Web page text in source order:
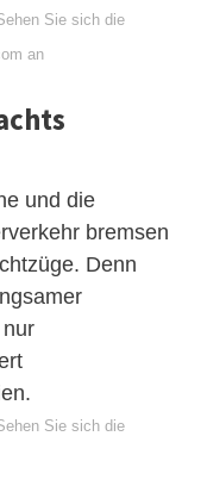
Sie sich die
an
und die
bremsen
Denn
Sie sich die